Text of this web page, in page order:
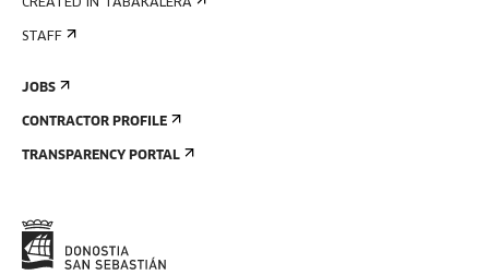
CREATED IN TABAKALERA
STAFF
JOBS
CONTRACTOR PROFILE
TRANSPARENCY PORTAL